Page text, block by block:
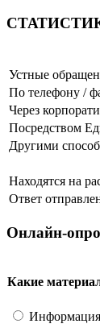
Устные
По телефону /
Через
Посредством
Другими
Находятся на
Ответ
Онлайн-
Какие
Информация